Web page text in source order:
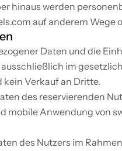
hinaus werden
auf anderem Wege
Daten und die
im
Verkauf an Dritte.
des reservierenden
mobile Anwendung von
des Nutzers im